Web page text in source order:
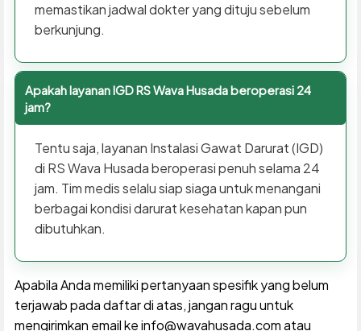
memastikan jadwal dokter yang dituju sebelum
berkunjung.
Apakah layanan IGD RS Wava Husada beroperasi 24
jam?
Tentu saja, layanan Instalasi Gawat Darurat (IGD)
di RS Wava Husada beroperasi penuh selama 24
jam. Tim medis selalu siap siaga untuk menangani
berbagai kondisi darurat kesehatan kapan pun
dibutuhkan.
Apabila Anda memiliki pertanyaan spesifik yang belum
terjawab pada daftar di atas, jangan ragu untuk
mengirimkan email ke info@wavahusada.com atau